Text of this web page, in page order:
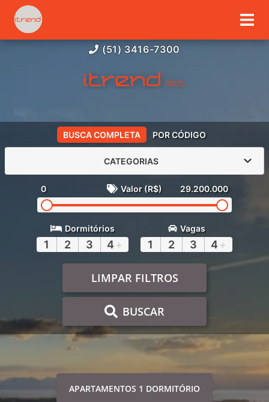
(51) 3416-7300
BUSCA COMPLETA POR CÓDIGO
CATEGORIAS
0 Valor (R$) 29.200.000
Dormitórios
1 2 3 4 +
Vagas
1 2 3 4 +
LIMPAR FILTROS
BUSCAR
APARTAMENTOS 1 DORMITÓRIO